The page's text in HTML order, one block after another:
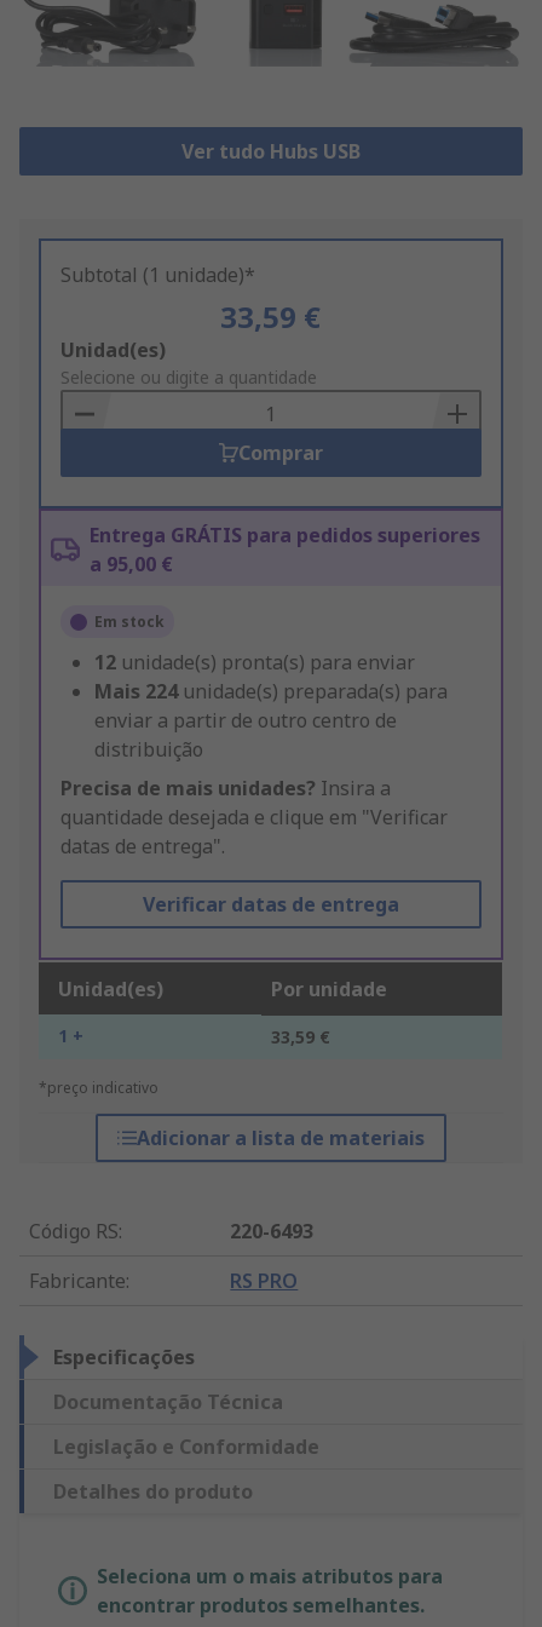
Ver tudo Hubs USB
Subtotal (1 unidade)*
33,59 €
Add
to
Basket
Unidad(es)
Selecione ou digite a quantidade
Comprar
Entrega GRÁTIS para pedidos superiores
a 95,00 €
Em stock
12 unidade(s) pronta(s) para enviar
Mais 224 unidade(s) preparada(s) para
enviar a partir de outro centro de
distribuição
Precisa de mais unidades? Insira a
quantidade desejada e clique em "Verificar
datas de entrega".
Verificar datas de entrega
Unidad(es) Por unidade
1 + 33,59 €
*preço indicativo
Adicionar a lista de materiais
Código RS:
220-6493
Fabricante: RS PRO
Especificações
Documentação Técnica
Legislação e Conformidade
Detalhes do produto
Seleciona um o mais atributos para
encontrar produtos semelhantes.